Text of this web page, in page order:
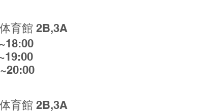
育館 2B,3A
育館 2B,3A